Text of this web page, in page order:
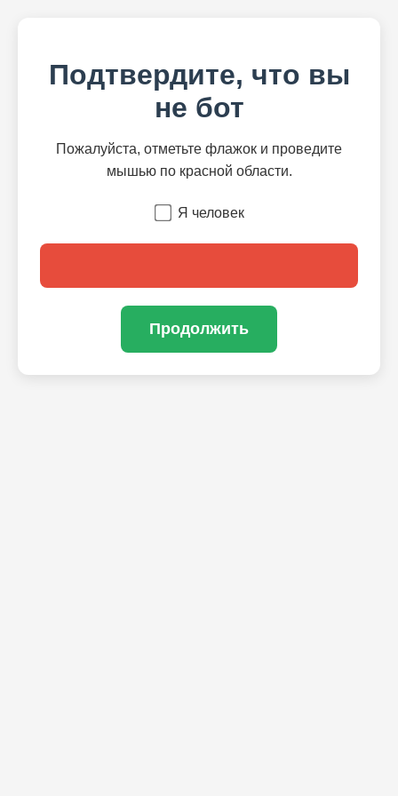
Подтвердите, что вы
не бот
Пожалуйста, отметьте флажок и проведите
мышью по красной области.
Я человек
Продолжить